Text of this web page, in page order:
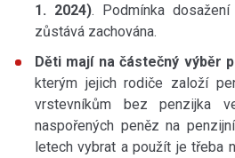
1. 2024). Podmínka
zůstává zachována.
Děti mají na částečný výběr
kterým jejich rodiče založí
vrstevníkům bez penzijka
naspořených peněz na
letech vybrat a použít je třeba